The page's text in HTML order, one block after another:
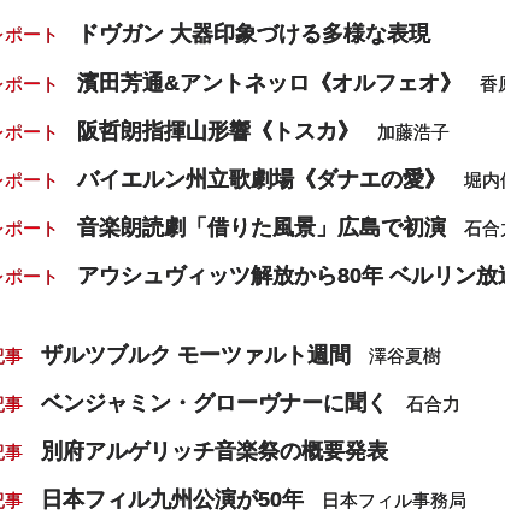
ート ドヴガン 大器印象づける多様な表現
ート 濱田芳通&アントネッロ《オルフェオ》 香
ート 阪哲朗指揮山形響《トスカ》 加藤浩子
ート バイエルン州立歌劇場《ダナエの愛》 堀内
ート 音楽朗読劇「借りた風景」広島で初演 石合
ート アウシュヴィッツ解放から80年 ベルリン
事 ザルツブルク モーツァルト週間 澤谷夏樹
事 ベンジャミン・グローヴナーに聞く 石合力
事 別府アルゲリッチ音楽祭の概要発表
事 日本フィル九州公演が50年 日本フィル事務局